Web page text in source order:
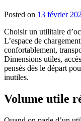
Posted on 13 février
Choisir un utilitaire
L’espace de
confortablement,
Dimensions utiles,
pensés dès le départ
inutiles.
Volume utile